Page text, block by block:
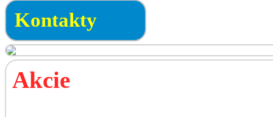
Kontakty
Akcie